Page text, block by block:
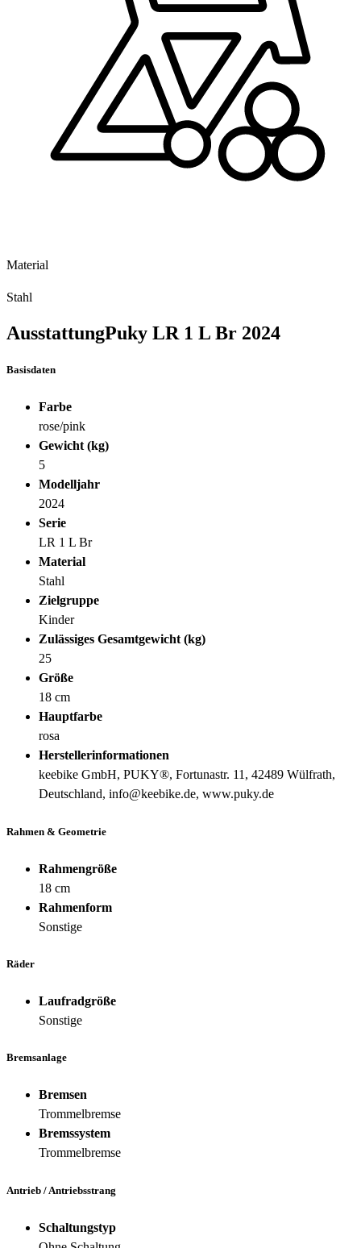
Material
Stahl
AusstattungPuky LR 1 L Br 2024
Basisdaten
Farbe
rose/pink
Gewicht (kg)
5
Modelljahr
2024
Serie
LR 1 L Br
Material
Stahl
Zielgruppe
Kinder
Zulässiges Gesamtgewicht (kg)
25
Größe
18 cm
Hauptfarbe
rosa
Herstellerinformationen
keebike GmbH, PUKY®, Fortunastr. 11, 42489 Wülfrath,
Deutschland, info@keebike.de, www.puky.de
Rahmen & Geometrie
Rahmengröße
18 cm
Rahmenform
Sonstige
Räder
Laufradgröße
Sonstige
Bremsanlage
Bremsen
Trommelbremse
Bremssystem
Trommelbremse
Antrieb / Antriebsstrang
Schaltungstyp